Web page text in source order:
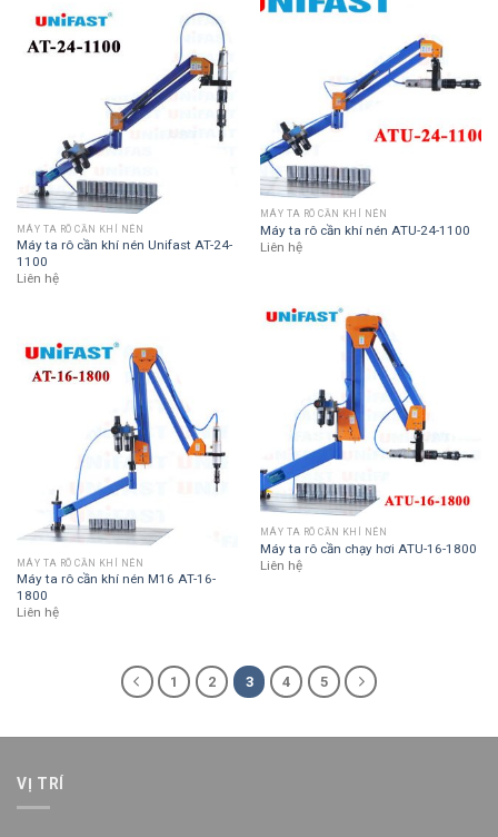
MÁY TA RÔ CẦN KHÍ NÉN
Máy ta rô cần khí nén ATU-24-1100
Liên hệ
MÁY TA RÔ CẦN KHÍ NÉN
Máy ta rô cần khí nén Unifast AT-24-
1100
Liên hệ
MÁY TA RÔ CẦN KHÍ NÉN
Máy ta rô cần chạy hơi ATU-16-1800
Liên hệ
MÁY TA RÔ CẦN KHÍ NÉN
Máy ta rô cần khí nén M16 AT-16-
1800
Liên hệ
1 2 3 4 5
VỊ TRÍ